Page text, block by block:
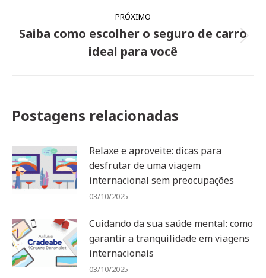
PRÓXIMO
Próximo
post:
Saiba como escolher o seguro de carro
ideal para você
Postagens relacionadas
Relaxe e aproveite: dicas para
desfrutar de uma viagem
internacional sem preocupações
03/10/2025
Cuidando da sua saúde mental: como
garantir a tranquilidade em viagens
internacionais
03/10/2025